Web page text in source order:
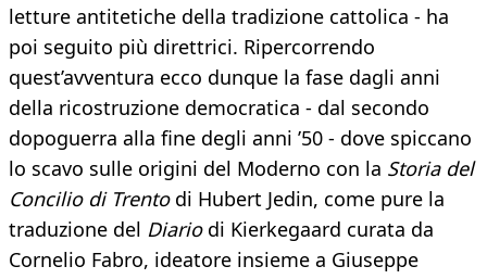
letture antitetiche della tradizione cattolica - ha
poi seguito più direttrici. Ripercorrendo
quest’avventura ecco dunque la fase dagli anni
della ricostruzione democratica - dal secondo
dopoguerra alla fine degli anni ’50 - dove spiccano
lo scavo sulle origini del Moderno con la Storia del
Concilio di Trentodi Hubert Jedin, come pure la
traduzione del Diariodi Kierkegaard curata da
Cornelio Fabro, ideatore insieme a Giuseppe